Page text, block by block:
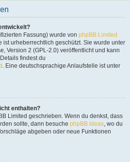
Fassung) wurde von phpBB Limited
ist urheberrechtlich geschützt. Sie wurde unter
Version 2 (GPL-2.0) veröffentlicht und kann
findest du
. Eine deutschsprachige Anlaufstelle ist unter
enthalten?
Limited geschrieben. Wenn du denkst, dass
sollte, dann besuche phpBB Ideas, wo du
abgeben oder neue Funktionen